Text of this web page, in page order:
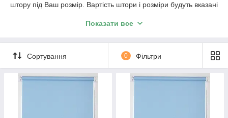
штору під Ваш розмір. Вартість штори і розміри будуть вказані
Важливо!!! Як відбувається робота з нами. Ми
працюємо з усією Україною!
дзвінком або повідомленням в Вайбер.
2. Термін виготовлення 3-5 днів, залежно від тканини, і від
Показати все
Сортування 0 Фільтри